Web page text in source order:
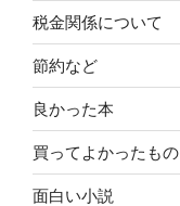
税金関係について
節約など
良かった本
買ってよかったもの
面白い小説